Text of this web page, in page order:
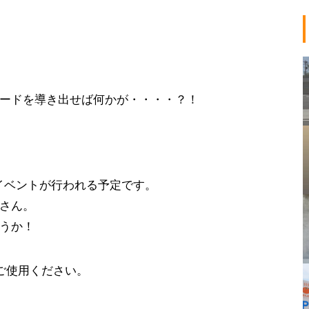
ドを導き出せば何かが・・・・？！
ントが行われる予定です。
ん。
か！
用ください。